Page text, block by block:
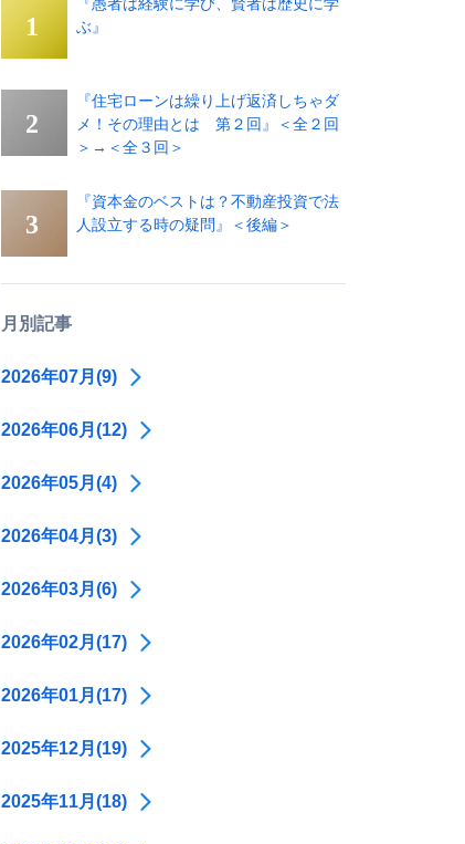
ぶ』
『住宅ローンは繰り上げ返済しちゃダ
メ！その理由とは 第２回』＜全２回
＞→＜全３回＞
『資本金のベストは？不動産投資で法
人設立する時の疑問』＜後編＞
月別記事
2026年07月(9)
2026年06月(12)
2026年05月(4)
2026年04月(3)
2026年03月(6)
2026年02月(17)
2026年01月(17)
2025年12月(19)
2025年11月(18)